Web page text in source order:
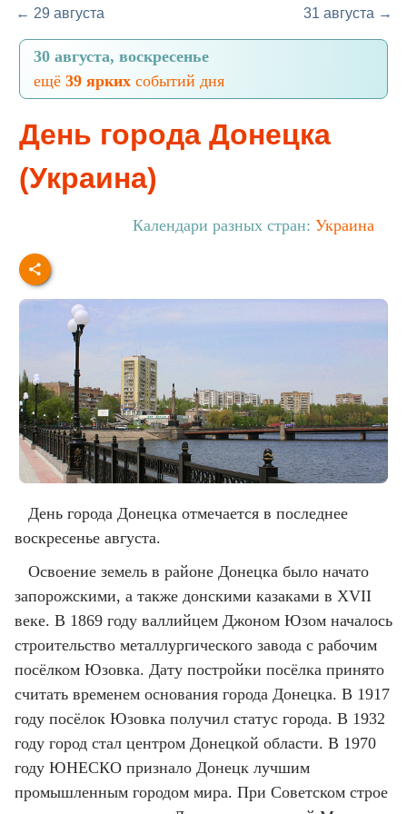
← 29 августа 31 августа →
30 августа, воскресенье
ещё 39 ярких событий дня
День города Донецка
(Украина)
Календари разных стран: Украина
День города Донецка отмечается в последнее
воскресенье августа.
Освоение земель в районе Донецка было начато
запорожскими, а также донскими казаками в XVII
веке. В 1869 году валлийцем Джоном Юзом началось
строительство металлургического завода с рабочим
посёлком Юзовка. Дату постройки посёлка принято
считать временем основания города Донецка. В 1917
году посёлок Юзовка получил статус города. В 1932
году город стал центром Донецкой области. В 1970
году ЮНЕСКО признало Донецк лучшим
промышленным городом мира. При Советском строе